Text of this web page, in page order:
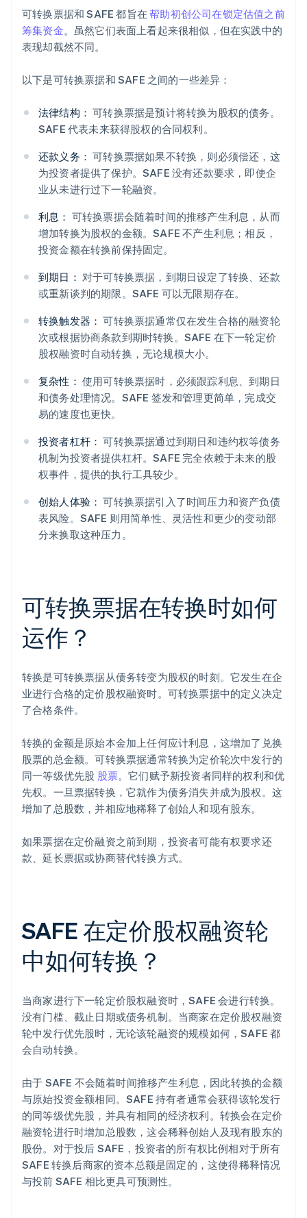
可转换票据和 SAFE 都旨在帮助初创公司在锁定估值之前
筹集资金。虽然它们表面上看起来很相似，但在实践中的
表现却截然不同。
以下是可转换票据和 SAFE 之间的一些差异：
法律结构： 可转换票据是预计将转换为股权的债务。
SAFE 代表未来获得股权的合同权利。
还款义务： 可转换票据如果不转换，则必须偿还，这
为投资者提供了保护。SAFE 没有还款要求，即使企
业从未进行过下一轮融资。
利息： 可转换票据会随着时间的推移产生利息，从而
增加转换为股权的金额。SAFE 不产生利息；相反，
投资金额在转换前保持固定。
到期日： 对于可转换票据，到期日设定了转换、还款
或重新谈判的期限。SAFE 可以无限期存在。
转换触发器： 可转换票据通常仅在发生合格的融资轮
次或根据协商条款到期时转换。SAFE 在下一轮定价
股权融资时自动转换，无论规模大小。
复杂性： 使用可转换票据时，必须跟踪利息、到期日
和债务处理情况。SAFE 签发和管理更简单，完成交
易的速度也更快。
投资者杠杆： 可转换票据通过到期日和违约权等债务
机制为投资者提供杠杆。SAFE 完全依赖于未来的股
权事件，提供的执行工具较少。
创始人体验： 可转换票据引入了时间压力和资产负债
表风险。SAFE 则用简单性、灵活性和更少的变动部
分来换取这种压力。
可转换票据在转换时如何
运作？
转换是可转换票据从债务转变为股权的时刻。它发生在企
业进行合格的定价股权融资时。可转换票据中的定义决定
了合格条件。
转换的金额是原始本金加上任何应计利息，这增加了兑换
股票的总金额。可转换票据通常转换为定价轮次中发行的
同一等级优先股 股票。它们赋予新投资者同样的权利和优
先权。一旦票据转换，它就作为债务消失并成为股权。这
增加了总股数，并相应地稀释了创始人和现有股东。
如果票据在定价融资之前到期，投资者可能有权要求还
款、延长票据或协商替代转换方式。
SAFE 在定价股权融资轮
中如何转换？
当商家进行下一轮定价股权融资时，SAFE 会进行转换。
没有门槛、截止日期或债务机制。当商家在定价股权融资
轮中发行优先股时，无论该轮融资的规模如何，SAFE 都
会自动转换。
由于 SAFE 不会随着时间推移产生利息，因此转换的金额
与原始投资金额相同。SAFE 持有者通常会获得该轮发行
的同等级优先股，并具有相同的经济权利。转换会在定价
融资轮进行时增加总股数，这会稀释创始人及现有股东的
股份。对于投后 SAFE，投资者的所有权比例相对于所有
SAFE 转换后商家的资本总额是固定的，这使得稀释情况
与投前 SAFE 相比更具可预测性。